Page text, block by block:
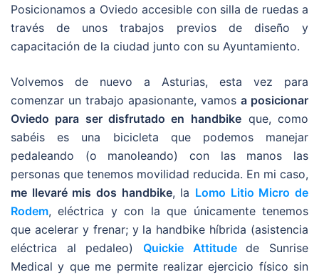
Posicionamos a Oviedo accesible con silla de ruedas a
través de unos trabajos previos de diseño y
capacitación de la ciudad junto con su Ayuntamiento.
Volvemos de nuevo a Asturias, esta vez para
comenzar un trabajo apasionante, vamos a posicionar
Oviedo para ser disfrutado en handbike que, como
sabéis es una bicicleta que podemos manejar
pedaleando (o manoleando) con las manos las
personas que tenemos movilidad reducida. En mi caso,
me llevaré mis dos handbike, la Lomo Litio Micro de
Rodem, eléctrica y con la que únicamente tenemos
que acelerar y frenar; y la handbike híbrida (asistencia
eléctrica al pedaleo) Quickie Attitudede Sunrise
Medical y que me permite realizar ejercicio físico sin